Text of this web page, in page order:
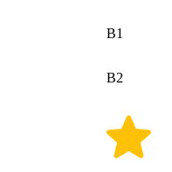
B1
B2